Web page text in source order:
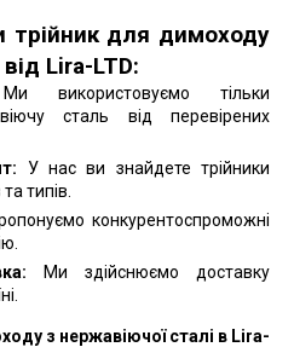
трійник для димоходу
Lira-LTD:
використовуємо тільки
сталь від перевірених
У нас ви знайдете трійники
типів.
конкурентоспроможні
Ми здійснюємо доставку
з нержавіючої сталі в Lira-